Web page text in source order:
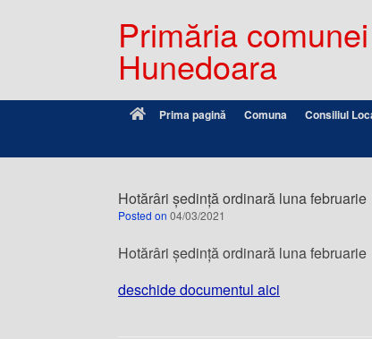
Primăria
Hunedoara
Prima pagină Comuna Consiliul
Hotărâri ședință ordinară luna februarie
Posted on 04/03/2021
Hotărâri ședință ordinară luna februarie
deschide documentul aici